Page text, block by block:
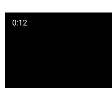
0:12